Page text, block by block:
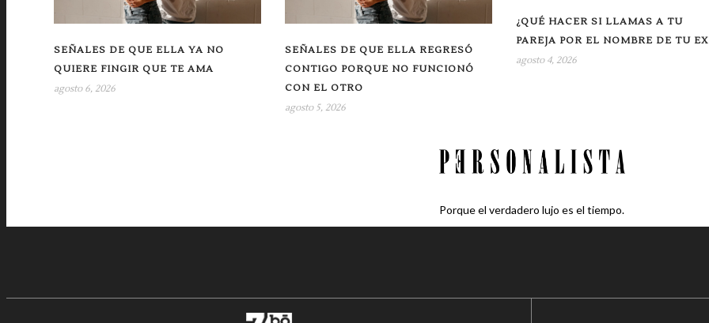
SEÑALES DE QUE ELLA YA NO
QUIERE FINGIR QUE TE AMA
agosto 6, 2026
SEÑALES DE QUE ELLA REGRESÓ
CONTIGO PORQUE NO FUNCIONÓ
CON EL OTRO
agosto 5, 2026
¿QUÉ HACER SI LLAMAS A TU
PAREJA POR EL NOMBRE DE TU
agosto 4, 2026
Porque el verdadero lujo es el tiempo.